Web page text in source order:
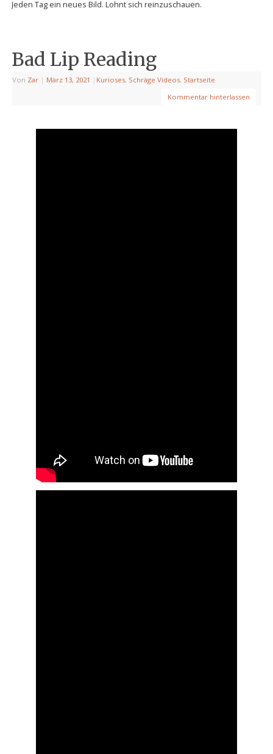
Jeden Tag ein neues Bild. Lohnt sich reinzuschauen.
Bad Lip Reading
Von Zar | März 13, 2021 | Kurioses, Schräge Videos, Startseite
Kommentar hinterlassen